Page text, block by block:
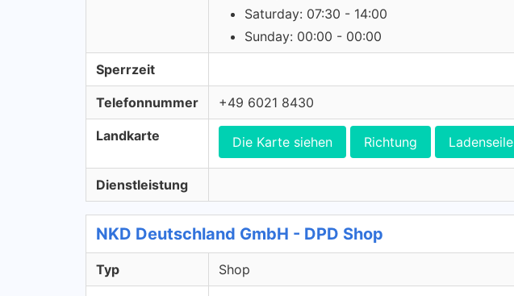
Saturday: 07:30 - 14:00
Sunday: 00:00 - 00:00
Sperrzeit
Telefonnummer +49 6021 8430
Landkarte Die Karte siehen Richtung Ladenseile
Dienstleistung
NKD Deutschland GmbH - DPD Shop
Typ Shop